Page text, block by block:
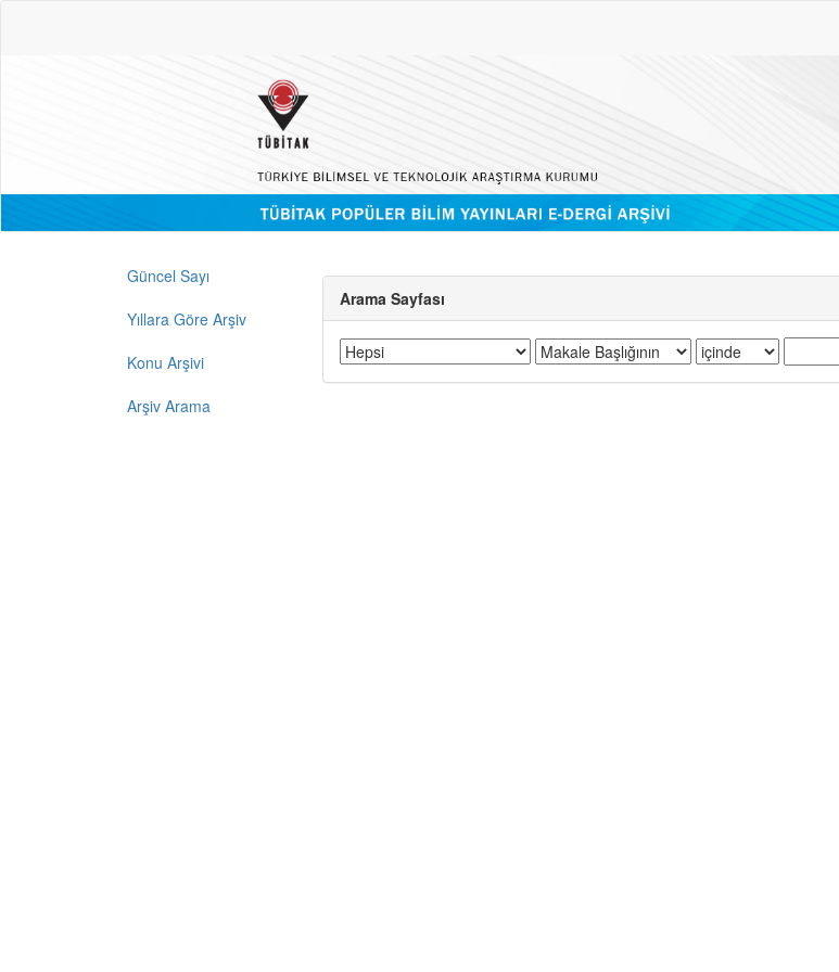
Güncel Sayı
Yıllara Göre Arşiv
Konu Arşivi
Arşiv Arama
Arama Sayfası